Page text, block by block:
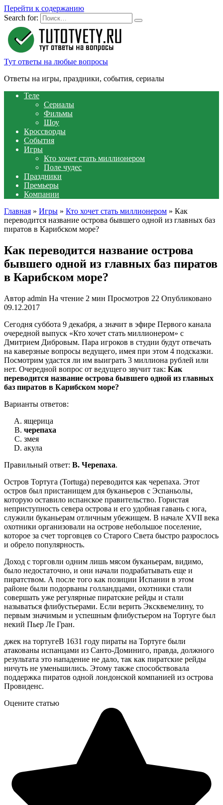
Перейти к содержанию
Search for:
Тут ответы на любые вопросы
Ответы на игры, праздники, события, сериалы
Теле
Сериалы
Фильмы
Шоу
Кроссворды
События
Игры
Кто хочет стать миллионером
Поле чудес
Праздники
Премьеры
Компании
Главная » Игры » Кто хочет стать миллионером » Как
переводится название острова бывшего одной из главных баз
пиратов в Карибском море?
Как переводится название острова
бывшего одной из главных баз пиратов
в Карибском море?
Автор admin На чтение 2 мин Просмотров 22 Опубликовано
09.12.2017
Сегодня суббота 9 декабря, а значит в эфире Первого канала
очередной выпуск «Кто хочет стать миллионером» с
Дмитрием Дибровым. Пара игроков в студии будут отвечать
на каверзные вопросы ведущего, имея при этом 4 подсказки.
Посмотрим удастся ли им выиграть 3 миллиона рублей или
нет. Очередной вопрос от ведущего звучит так: Как
переводится название острова бывшего одной из главных
баз пиратов в Карибском море?
Варианты ответов:
ящерица
черепаха
змея
акула
Правильный ответ: B. Черепаха.
Остров Тортуга (Tortuga) переводится как черепаха. Этот
остров был пристанищем для буканьеров с Эспаньолы,
которую оставило испанское правительство. Гористая
неприступность севера острова и его удобная гавань с юга,
служили буканьерам отличным убежищем. В начале XVII века
охотники организовали на острове небольшое поселение,
которое за счет торговцев со Старого Света быстро разрослось
и обрело популярность.
Доход с торговли одним лишь мясом буканьерам, видимо,
было недостаточно, и они начали подрабатывать еще и
пиратством. А после того как позиции Испании в этом
районе были подорваны голландцами, охотники стали
совершать уже регулярные пиратские рейды и стали
называться флибустьерами. Если верить Эксквемелину, то
первым значимым и успешным флибустьером на Тортуге был
некий Пьер Ле Гран.
джек на тортугеВ 1631 году пираты на Тортуге были
атакованы испанцами из Санто-Доминиго, правда, должного
результата это нападение не дало, так как пиратские рейды
ничуть не уменьшились. Этому также способствовала
поддержка пиратов одной лондонской компанией из острова
Провиденс.
Оцените статью